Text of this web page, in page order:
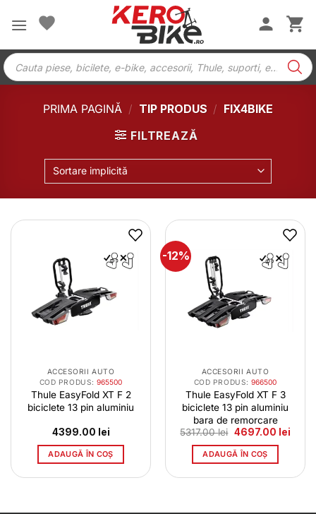
Products
search
PRIMA PAGINĂ / TIP PRODUS / FIX4BIKE
FILTREAZĂ
Sortare implicită
ACCESORII AUTO
COD PRODUS:965500
Thule EasyFold XT F 2
biciclete 13 pin aluminiu
4399.00 lei
ADAUGĂ ÎN COȘ
-12%
ACCESORII AUTO
COD PRODUS:966500
Thule EasyFold XT F 3
biciclete 13 pin aluminiu
bara de remorcare
5317.00lei Prețul
a
fost:
4697.00 leiPrețul
ADAUGĂ ÎN COȘ